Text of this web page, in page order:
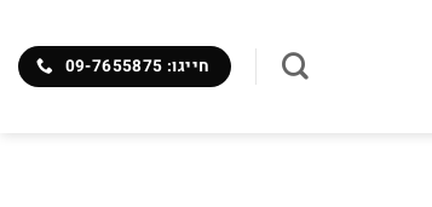
חייגו: 09-7655875